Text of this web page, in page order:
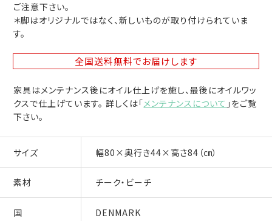
ご注意下さい。
＊脚はオリジナルではなく、新しいものが取り付けられていま
す。
全国送料無料でお届けします
家具はメンテナンス後にオイル仕上げを施し、最後にオイルワッ
クスで仕上げています。 詳しくは「メンテナンスについて 」をご覧
下さい。
サイズ 幅80×奥行き44×高さ84（㎝）
素材 チーク・ビーチ
国 DENMARK